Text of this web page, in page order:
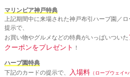
マリンピア神戸特典
上記期間中に来場された神戸布引ハーブ園／
提示で、
お買い物やグルメなどの特典がいっぱいついた
クーポンをプレゼント ！
ハーブ園特典
下記のカードの提示で、
入場料（ロープウェイ+